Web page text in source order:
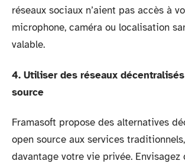
réseaux sociaux n’aient pas accès à
microphone, caméra ou localisation
valable.
4. Utiliser des réseaux
source
Framasoft propose des alternatives
open source aux services
davantage votre vie privée. Envisagez